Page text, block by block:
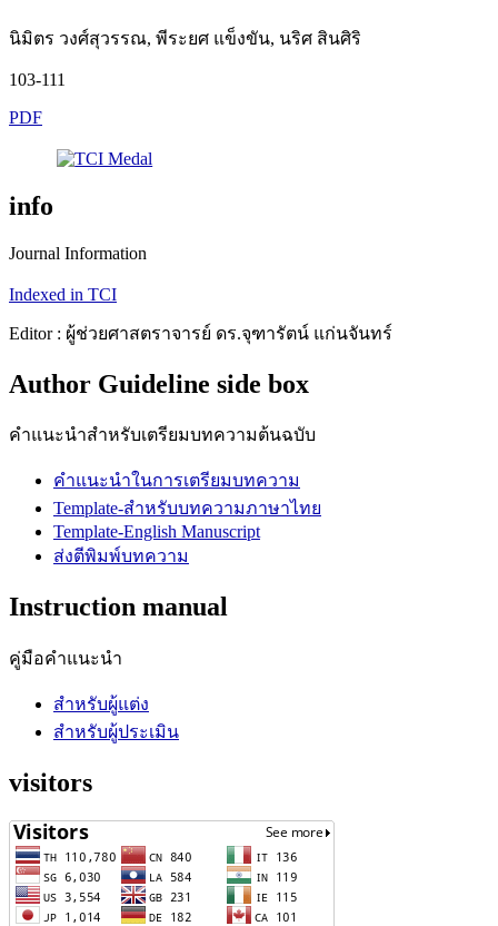
นิมิตร วงศ์สุวรรณ, พีระยศ แข็งขัน, นริศ สินศิริ
103-111
PDF
info
Journal Information
Indexed in TCI
Editor : ผู้ช่วยศาสตราจารย์ ดร.จุฑารัตน์ แก่นจันทร์
Author Guideline side box
คำแนะนำสำหรับเตรียมบทความต้นฉบับ
คำแนะนำในการเตรียมบทความ
Template-สำหรับบทความภาษาไทย
Template-English Manuscript
ส่งตีพิมพ์บทความ
Instruction manual
คู่มือคำแนะนำ
สำหรับผู้แต่ง
สำหรับผู้ประเมิน
visitors